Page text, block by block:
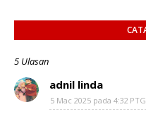
5 Ulasan
adnil linda
5 Mac 2025 pada 4:32 PTG